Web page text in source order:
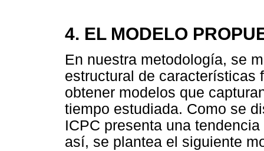
4. EL MODELO
En nuestra metodología, se
estructural de características
obtener modelos que
tiempo estudiada. Como se
ICPC presenta una
así, se plantea el siguiente